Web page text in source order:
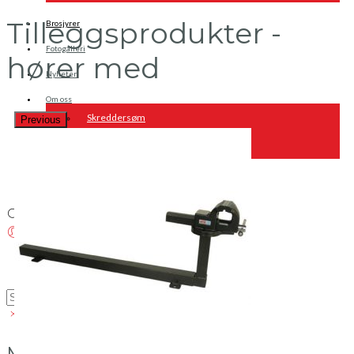
Brosjyrer
Fotogalleri
Nyheter
Om oss
Skreddersøm
Login / Register
Tilleggsprodukter -
hører med
Previous